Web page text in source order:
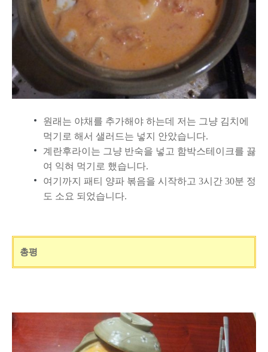
원래는 야채를 추가해야 하는데 저는 그냥 김치에
먹기로 해서 샐러드는 넣지 안았습니다.
계란후라이는 그냥 반숙을 넣고 함박스테이크를 끓
여 익혀 먹기로 했습니다.
여기까지 패티 양파 볶음을 시작하고 3시간 30분 정
도 소요 되었습니다.
총평